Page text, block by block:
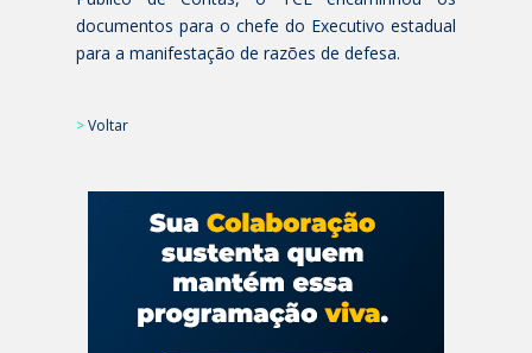
documentos para o chefe do Executivo estadual
para a manifestação de razões de defesa.
>Voltar